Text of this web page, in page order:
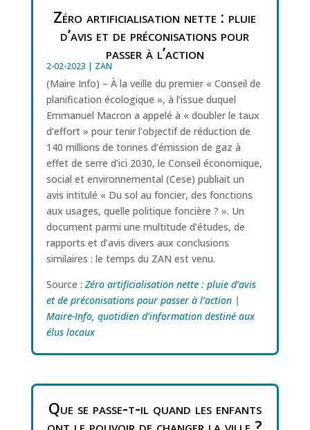
Zéro artificialisation nette : pluie
d’avis et de préconisations pour
passer à l’action
2-02-2023 | ZAN
(Maire Info) – À la veille du premier « Conseil de
planification écologique », à l’issue duquel
Emmanuel Macron a appelé à « doubler le taux
d’effort » pour tenir l’objectif de réduction de
140 millions de tonnes d’émission de gaz à
effet de serre d’ici 2030, le Conseil économique,
social et environnemental (Cese) publiait un
avis intitulé « Du sol au foncier, des fonctions
aux usages, quelle politique foncière ? ». Un
document parmi une multitude d’études, de
rapports et d’avis divers aux conclusions
similaires : le temps du ZAN est venu.
Source :Zéro artificialisation nette : pluie d’avis
et de préconisations pour passer à l’action |
Maire-Info, quotidien d’information destiné aux
élus locaux
Que se passe-t-il quand les enfants